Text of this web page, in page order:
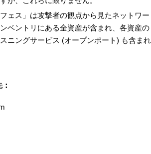
フェス」は攻撃者の観点から見たネットワー
ベントリにある全資産が含まれ、各資産の
ニングサービス (オープンポート) も含まれ